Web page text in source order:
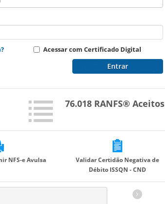
Acessar com Certificado Digital
Entrar
76.018 RANFS® Aceitos
NFS-e Avulsa
Validar Certidão Negativa de
Débito ISSQN - CND
›